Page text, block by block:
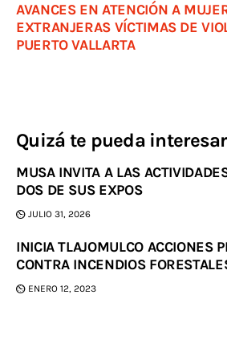
AVANCES EN ATENCIÓN A
EXTRANJERAS VÍCTIMAS DE
PUERTO VALLARTA
Quizá te pueda interesar
MUSA INVITA A LAS
DOS DE SUS EXPOS
JULIO 31, 2026
INICIA TLAJOMULCO ACCIONES
CONTRA INCENDIOS
ENERO 12, 2023